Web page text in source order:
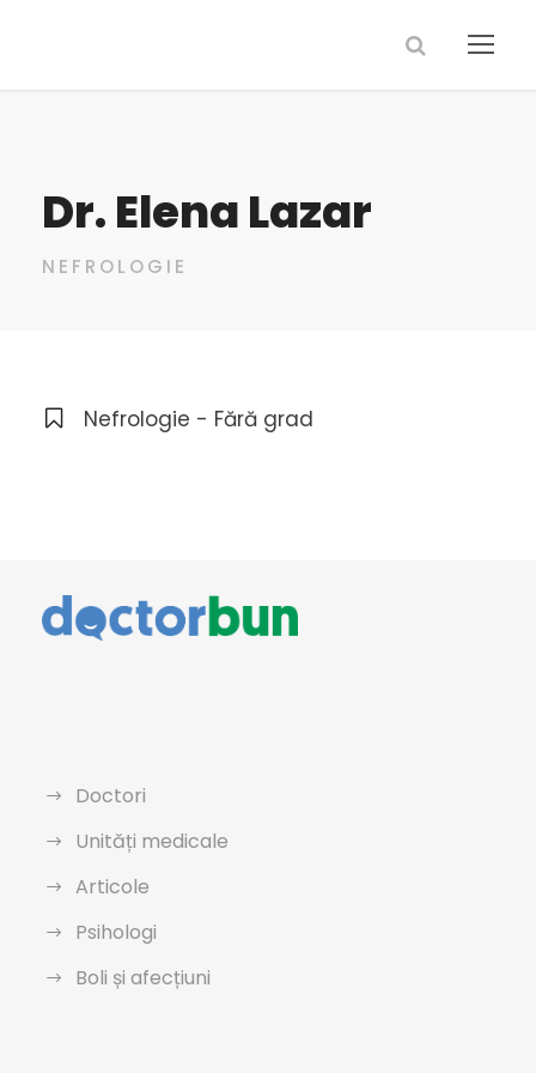
Dr. Elena Lazar
NEFROLOGIE
Nefrologie - Fără grad
Doctori
Unități medicale
Articole
Psihologi
Boli și afecțiuni